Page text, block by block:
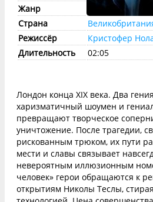
Жанр
фантастика,
Страна
Режиссёр
Кристофер
Длительность
02:05
Лондон конца XIX века. Два
харизматичный шоумен и
превращают творческое
уничтожение. После трагедии,
рискованным трюком, их пути
мести и славы связывает
невероятным иллюзионным
человек» герои обращаются к
открытиям Николы Теслы,